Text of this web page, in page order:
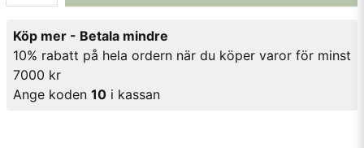
Köp mer - Betala mindre
10% rabatt på hela ordern när du köper varor för minst
7000 kr
Ange koden 10 i kassan